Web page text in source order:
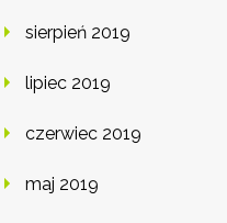
sierpień 2019
lipiec 2019
czerwiec 2019
maj 2019